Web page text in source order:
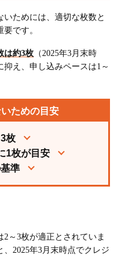
ためには、適切な枚数と
です。
は約3枚 （2025年3月末時
え、申し込みペースは1～
ための目安
枚
1枚が目安
準
～3枚が適正とされていま
、2025年3月末時点でクレジ